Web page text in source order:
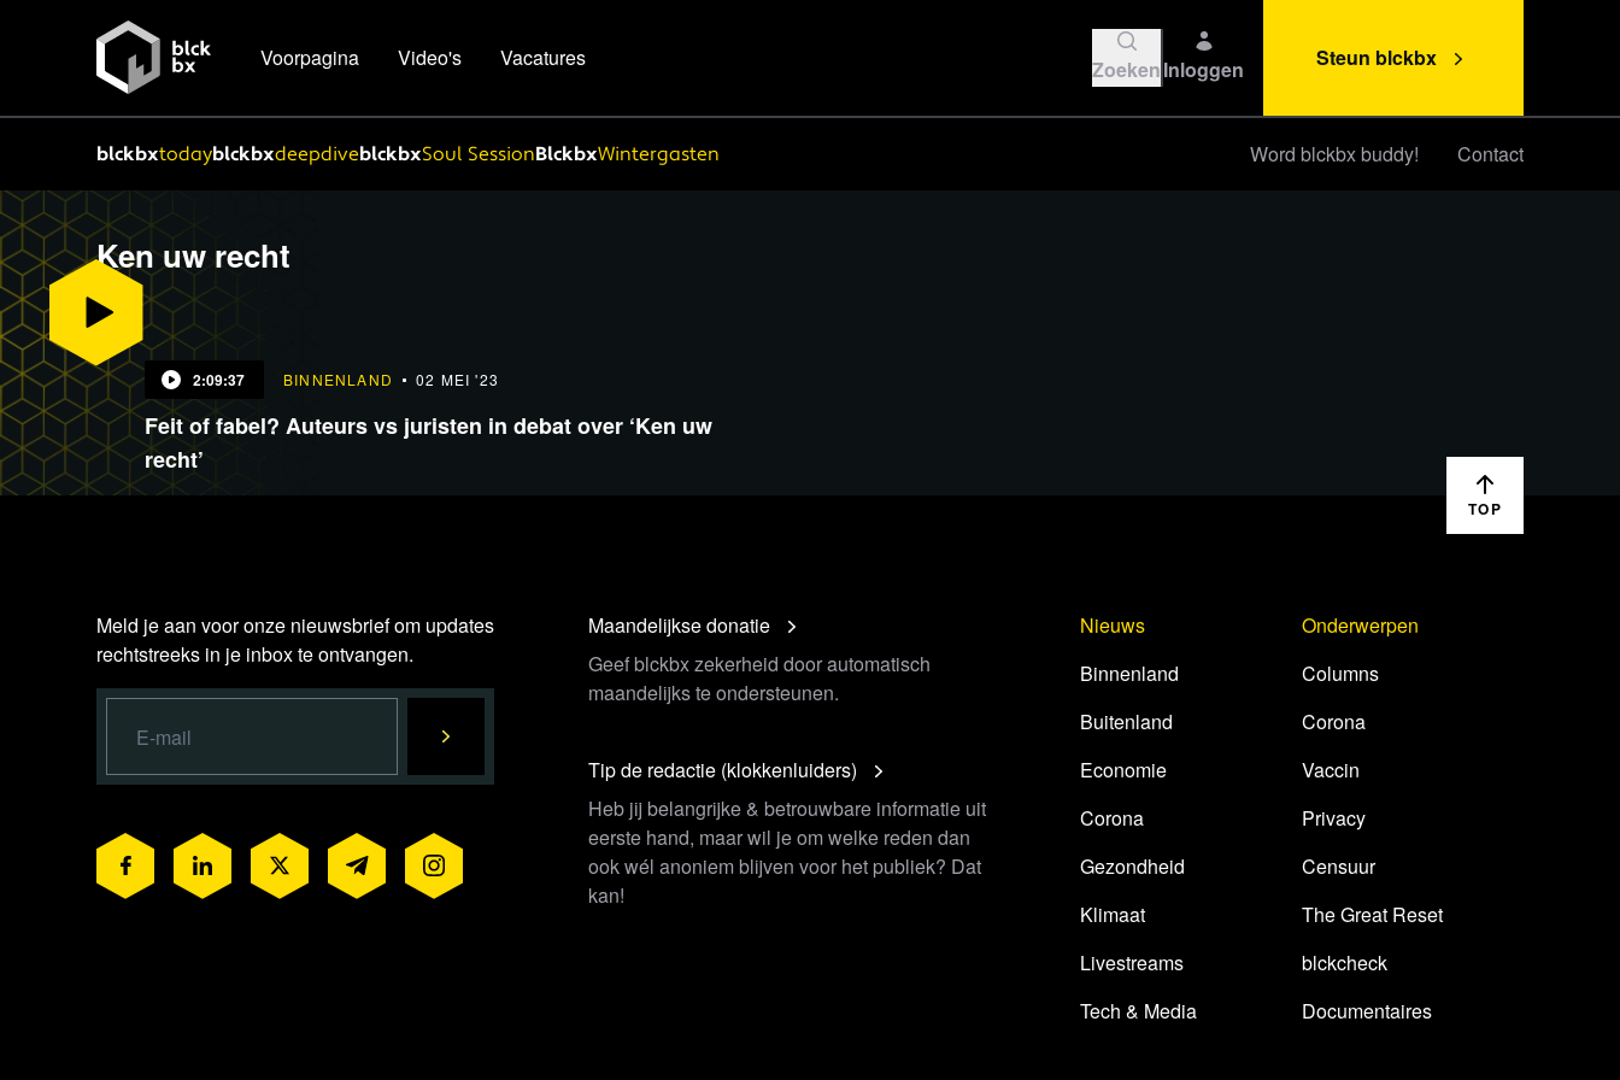
Voorpagina Video's Vacatures ZoekenInloggen Steun blckbx
blckbxtodayblckbxdeepdiveblckbxSoul SessionBlckbxWintergasten Word blckbx buddy! Contact
Ken uw recht
2:09:37 BINNENLAND 02 MEI '23
Feit of fabel? Auteurs vs juristen in debat over ‘Ken uw
recht’
TOP
Meld je aan voor onze nieuwsbrief om updates
rechtstreeks in je inbox te ontvangen.
Maandelijkse donatie
Geef blckbx zekerheid door automatisch
maandelijks te ondersteunen.
Tip de redactie (klokkenluiders)
Heb jij belangrijke & betrouwbare informatie uit
eerste hand, maar wil je om welke reden dan
ook wél anoniem blijven voor het publiek? Dat
kan!
Nieuws
Binnenland
Buitenland
Economie
Corona
Gezondheid
Klimaat
Livestreams
Tech & Media
Onderwerpen
Columns
Corona
Vaccin
Privacy
Censuur
The Great Reset
blckcheck
Documentaires